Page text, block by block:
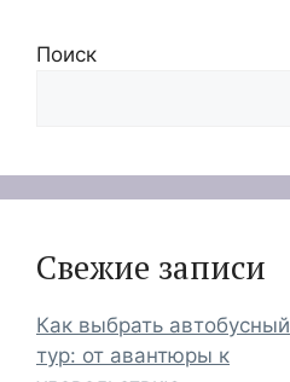
Поиск
Свежие записи
Как выбрать автобусный
тур: от авантюры к